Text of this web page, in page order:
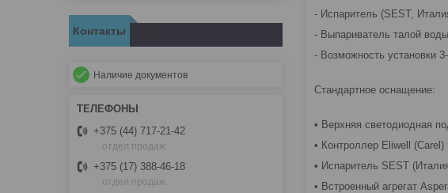
- Испаритель (SEST,
- Выпариватель талой воды
- Возможность установки
Стандартное оснащение:
• Верхняя светодиодная
• Контроллер Eliwell (Carel)
• Испаритель SEST
• Встроенный агрегат
Контакты
Наличие документов
+375 (44) 717-21-42
отдел продаж
+375 (17) 388-46-18
отдел продаж